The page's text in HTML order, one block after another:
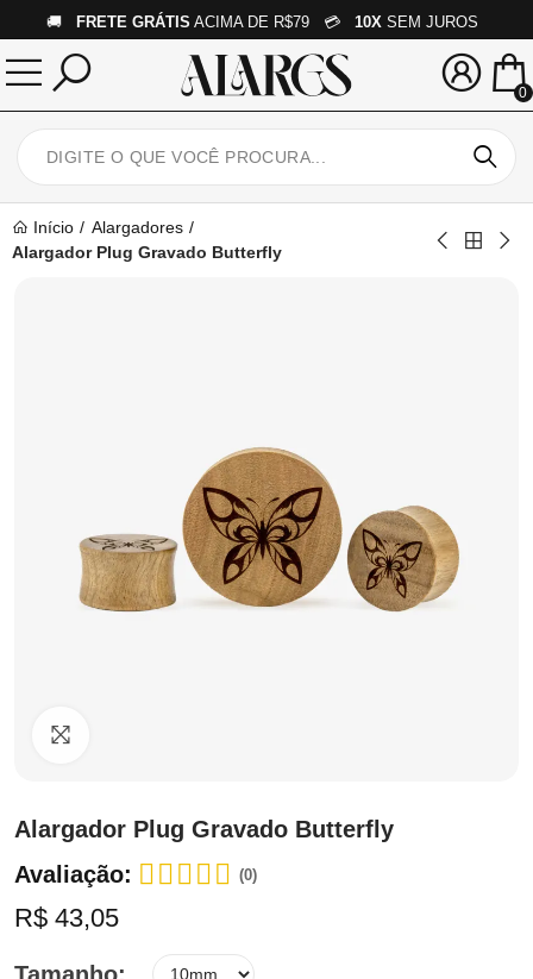
🚚 FRETE GRÁTIS ACIMA DE R$79 💳 10X SEM JUROS
0
Início
Alargadores
Alargador Plug Gravado Butterfly
Alargador Plug Gravado Butterfly
Avaliação:
(0)
R$ 43,05